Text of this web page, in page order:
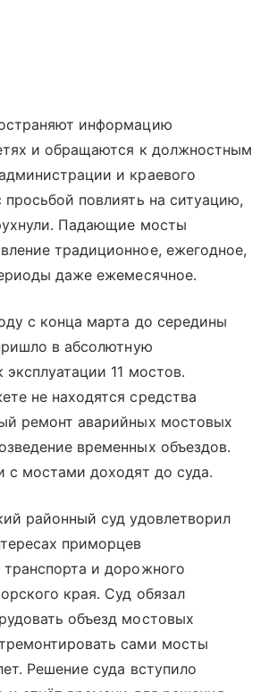
информацию
и обращаются к должностным
и краевого
просьбой повлиять на ситуацию,
Падающие мосты
традиционное, ежегодное,
даже ежемесячное.
с конца марта до середины
в абсолютную
эксплуатации 11 мостов.
не находятся средства
ремонт аварийных мостовых
временных объездов.
с мостами доходят до суда.
районный суд удовлетворил
приморцев
и дорожного
края. Суд обязал
объезд мостовых
сами мосты
Решение суда вступило